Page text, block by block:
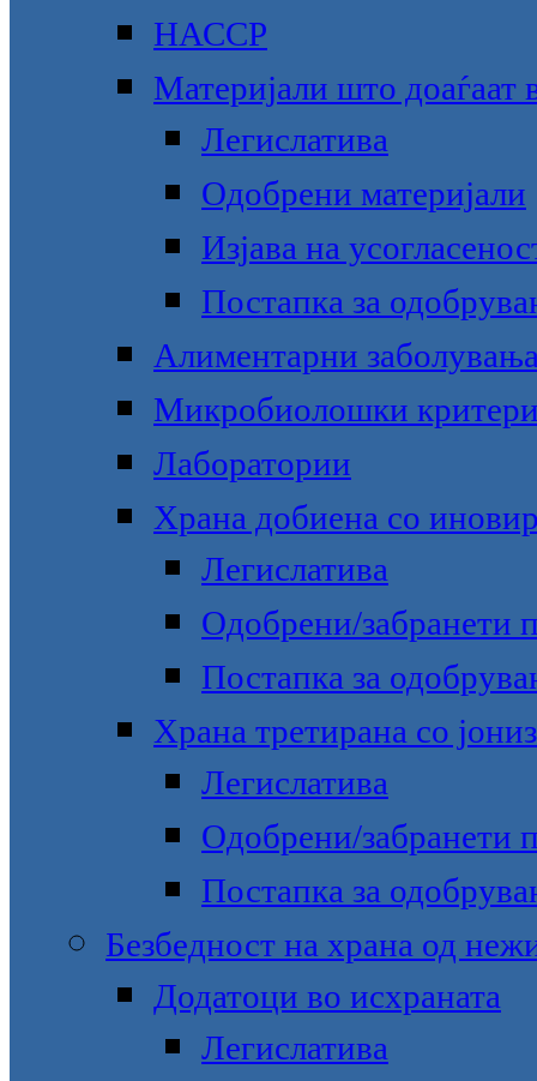
НАССР
Материјали што доаѓаат
Легислатива
Одобрени материјали
Изјава на
Постапка за
Алиментарни
Микробиолошки
Лаборатории
Храна добиена со
Легислатива
Одобрени/забранети
Постапка за
Храна третирана со
Легислатива
Одобрени/забранети
Постапка за
Безбедност на храна од
Додатоци во исхраната
Легислатива